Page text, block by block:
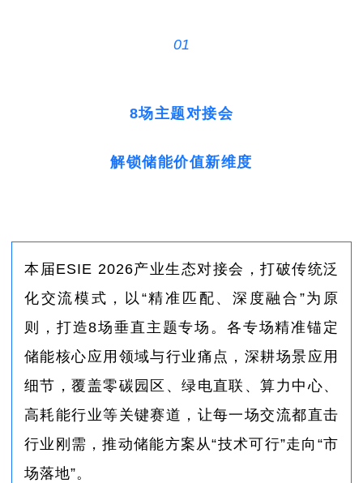
01
8场主题对接会
解锁储能价值新维度
本届ESIE 2026产业生态对接会，打破传统泛
化交流模式，以“精准匹配、深度融合”为原
则，打造8场垂直主题专场。各专场精准锚定
储能核心应用领域与行业痛点，深耕场景应用
细节，覆盖零碳园区、绿电直联、算力中心、
高耗能行业等关键赛道，让每一场交流都直击
行业刚需，推动储能方案从“技术可行”走向“市
场落地”。